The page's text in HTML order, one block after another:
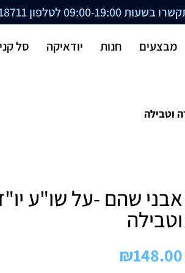
09:00-19:00 לטלפון
מבצעים חנות יודאיקה סל
וטבילה
אבני שהם -על שו"ע
וטבילה
₪148.00